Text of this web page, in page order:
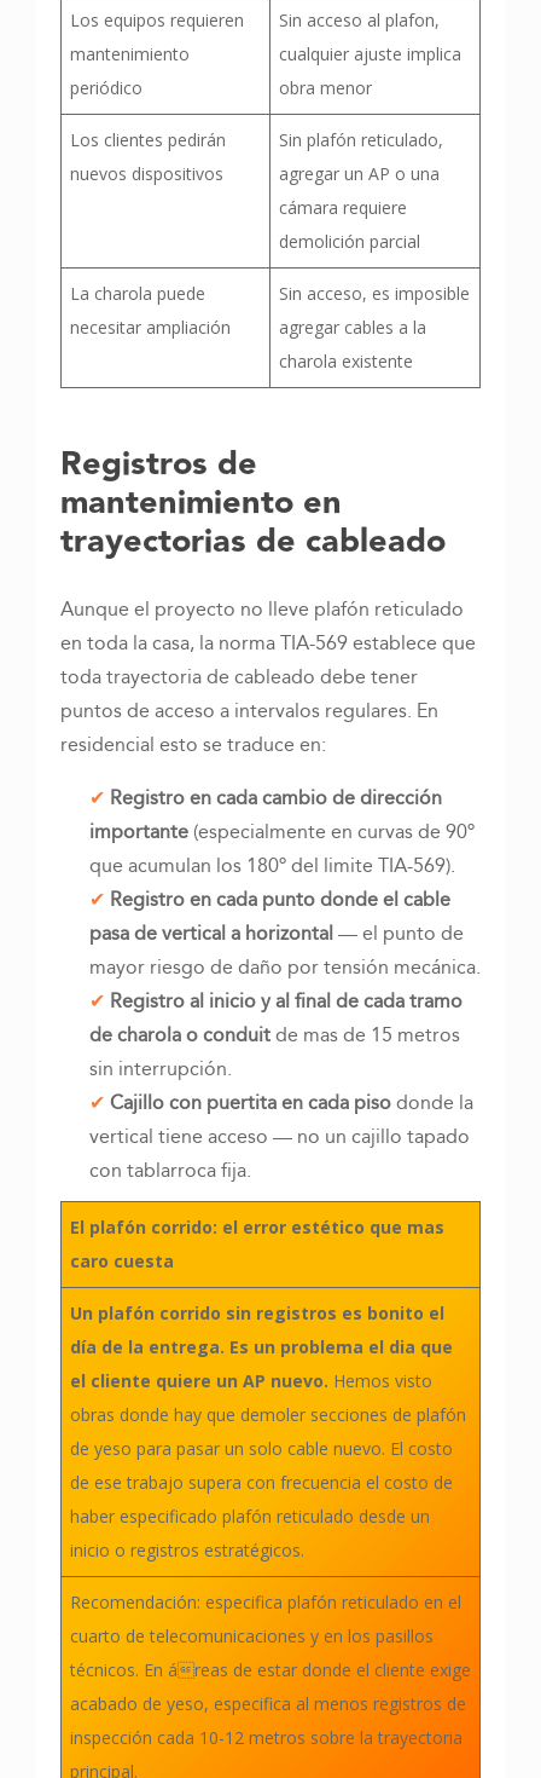
Los equipos requieren
mantenimiento
periódico
Sin acceso al plafon,
cualquier ajuste implica
obra menor
Los clientes pedirán
nuevos dispositivos
Sin plafón reticulado,
agregar un AP o una
cámara requiere
demolición parcial
La charola puede
necesitar ampliación
Sin acceso, es imposible
agregar cables a la
charola existente
Registros de
mantenimiento en
trayectorias de cableado
Aunque el proyecto no lleve plafón reticulado
en toda la casa, la norma TIA-569 establece que
toda trayectoria de cableado debe tener
puntos de acceso a intervalos regulares. En
residencial esto se traduce en:
Registro en cada cambio de dirección
importante (especialmente en curvas de 90º
que acumulan los 180º del limite TIA-569).
Registro en cada punto donde el cable
pasa de vertical a horizontal— el punto de
mayor riesgo de daño por tensión mecánica.
Registro al inicio y al final de cada tramo
de charola o conduitde mas de 15 metros
sin interrupción.
Cajillo con puertita en cada pisodonde la
vertical tiene acceso — no un cajillo tapado
con tablarroca fija.
El plafón corrido: el error estético que mas
caro cuesta
Un plafón corrido sin registros es bonito el
día de la entrega. Es un problema el dia que
el cliente quiere un AP nuevo. Hemos visto
obras donde hay que demoler secciones de plafón
de yeso para pasar un solo cable nuevo. El costo
de ese trabajo supera con frecuencia el costo de
haber especificado plafón reticulado desde un
inicio o registros estratégicos.
Recomendación: especifica plafón reticulado en el
cuarto de telecomunicaciones y en los pasillos
técnicos. En áreas de estar donde el cliente exige
acabado de yeso, especifica al menos registros de
inspección cada 10-12 metros sobre la trayectoria
principal.